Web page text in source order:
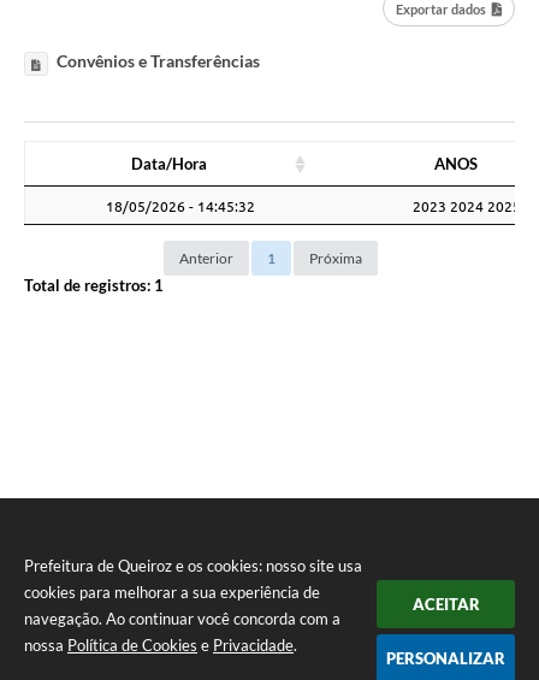
Prefeitura de Queiroz e os cookies: nosso site usa
cookies para melhorar a sua experiência de
navegação. Ao continuar você concorda com a
nossa Política de Cookies e Privacidade.
ACEITAR
PERSONALIZAR
Exportar dados
Convênios e Transferências
Data/Hora
ANOS
Data/Hora
18/05/2026 - 14:45:32 2023 2024 2025
Anterior 1 Próxima
Total de registros: 1